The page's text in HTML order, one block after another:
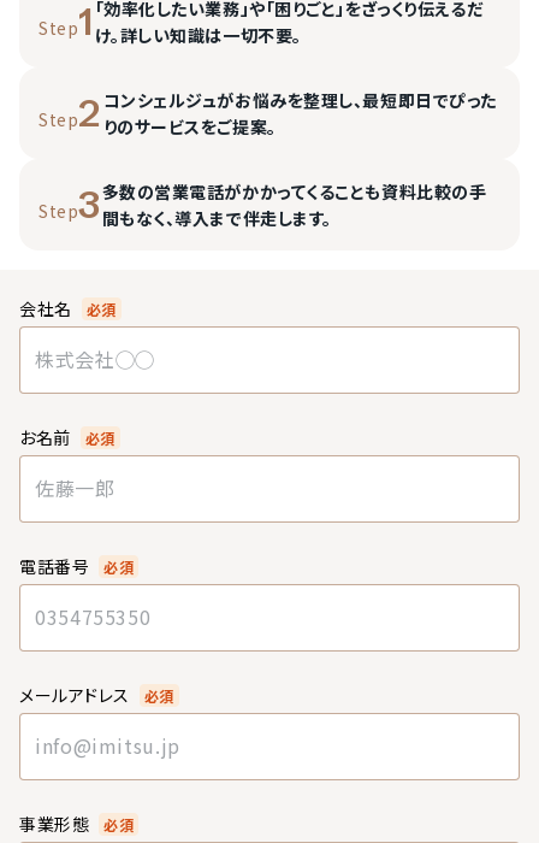
Step1 「効率化したい業務」や「困りごと」をざっくり伝えるだ
け。詳しい知識は一切不要。
Step2 コンシェルジュがお悩みを整理し、最短即日でぴった
りのサービスをご提案。
Step3多数の営業電話がかかってくることも資料比較の手
間もなく、導入まで伴走します。
会社名 必須
お名前 必須
電話番号 必須
メールアドレス 必須
事業形態 必須